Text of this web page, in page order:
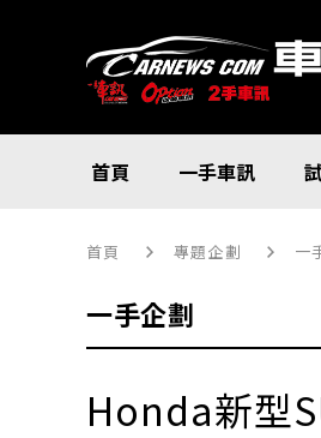
首頁 一手車訊
首頁 專題企劃 一
一手企劃
Honda新型